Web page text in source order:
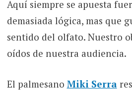
Aquí siempre se apuesta
demasiada lógica, mas que
sentido del olfato. Nuestro
oídos de nuestra audiencia.
El palmesano Miki Serra